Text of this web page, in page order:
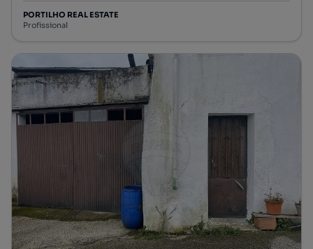
PORTILHO REAL ESTATE
Profissional